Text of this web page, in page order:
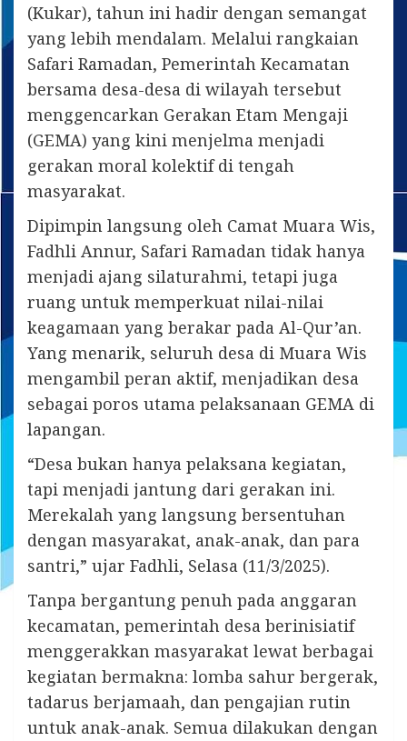
(Kukar), tahun ini hadir dengan semangat
yang lebih mendalam. Melalui rangkaian
Safari Ramadan, Pemerintah Kecamatan
bersama desa-desa di wilayah tersebut
menggencarkan Gerakan Etam Mengaji
(GEMA) yang kini menjelma menjadi
gerakan moral kolektif di tengah
masyarakat.
Dipimpin langsung oleh Camat Muara Wis,
Fadhli Annur, Safari Ramadan tidak hanya
menjadi ajang silaturahmi, tetapi juga
ruang untuk memperkuat nilai-nilai
keagamaan yang berakar pada Al-Qur’an.
Yang menarik, seluruh desa di Muara Wis
mengambil peran aktif, menjadikan desa
sebagai poros utama pelaksanaan GEMA di
lapangan.
“Desa bukan hanya pelaksana kegiatan,
tapi menjadi jantung dari gerakan ini.
Merekalah yang langsung bersentuhan
dengan masyarakat, anak-anak, dan para
santri,” ujar Fadhli, Selasa (11/3/2025).
Tanpa bergantung penuh pada anggaran
kecamatan, pemerintah desa berinisiatif
menggerakkan masyarakat lewat berbagai
kegiatan bermakna: lomba sahur bergerak,
tadarus berjamaah, dan pengajian rutin
untuk anak-anak. Semua dilakukan dengan